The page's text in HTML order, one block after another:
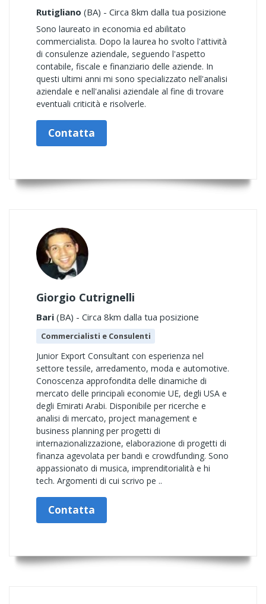
Rutigliano (BA) - Circa 8km dalla tua posizione
Sono laureato in economia ed abilitato
commercialista. Dopo la laurea ho svolto l'attività
di consulenze aziendale, seguendo l'aspetto
contabile, fiscale e finanziario delle aziende. In
questi ultimi anni mi sono specializzato nell'analisi
aziendale e nell'analisi aziendale al fine di trovare
eventuali criticità e risolverle.
Contatta
Giorgio Cutrignelli
Bari (BA) - Circa 8km dalla tua posizione
Commercialisti e Consulenti
Junior Export Consultant con esperienza nel
settore tessile, arredamento, moda e automotive.
Conoscenza approfondita delle dinamiche di
mercato delle principali economie UE, degli USA e
degli Emirati Arabi. Disponibile per ricerche e
analisi di mercato, project management e
business planning per progetti di
internazionalizzazione, elaborazione di progetti di
finanza agevolata per bandi e crowdfunding. Sono
appassionato di musica, imprenditorialità e hi
tech. Argomenti di cui scrivo pe ..
Contatta